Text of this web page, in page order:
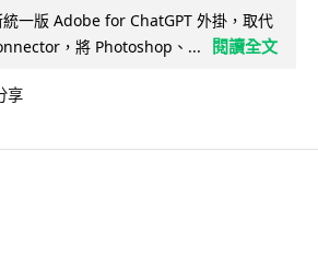
一版 Adobe for ChatGPT 外掛，取代
，將 Photoshop、...
閱讀全文
享